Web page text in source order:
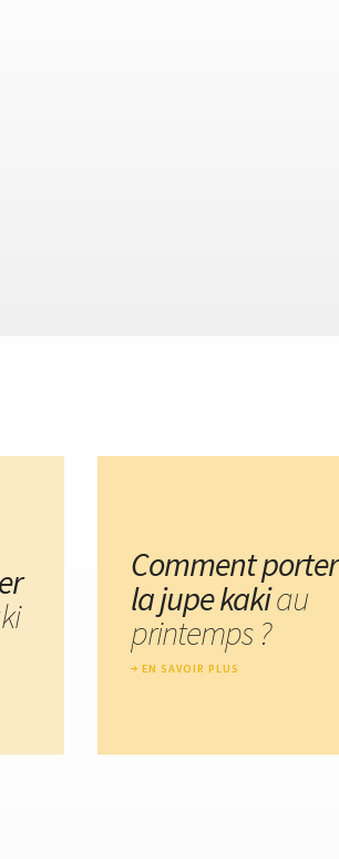
Comment porter
la jupe kakiau
printemps ?
EN SAVOIR PLUS